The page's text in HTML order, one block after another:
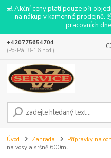
💻 Akční ceny platí pouze při
na nákup v kamenné prodejně.
pracovních
+420775654704
(Po-Pá, 8-16 hod.)
Úvod Zahrada Přípravky na
na vosy a sršně 600ml